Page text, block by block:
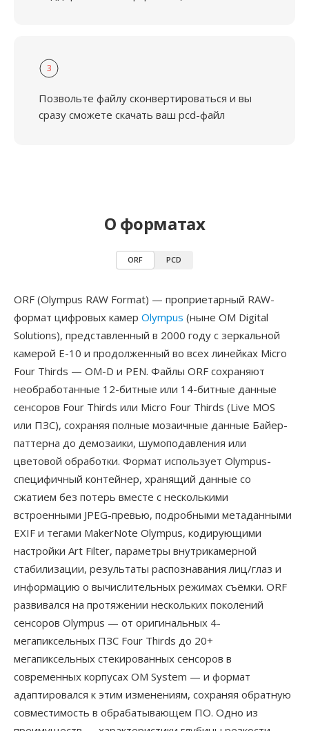
3
Позвольте файлу сконвертироваться и вы
сразу сможете скачать ваш pcd-файл
О форматах
ORF PCD
ORF (Olympus RAW Format) — проприетарный RAW-
формат цифровых камер Olympus (ныне OM Digital
Solutions), представленный в 2000 году с зеркальной
камерой E-10 и продолженный во всех линейках Micro
Four Thirds — OM-D и PEN. Файлы ORF сохраняют
необработанные 12-битные или 14-битные данные
сенсоров Four Thirds или Micro Four Thirds (Live MOS
или ПЗС), сохраняя полные мозаичные данные Байер-
паттерна до демозаики, шумоподавления или
цветовой обработки. Формат использует Olympus-
специфичный контейнер, хранящий данные со
сжатием без потерь вместе с несколькими
встроенными JPEG-превью, подробными метаданными
EXIF и тегами MakerNote Olympus, кодирующими
настройки Art Filter, параметры внутрикамерной
стабилизации, результаты распознавания лиц/глаз и
информацию о вычислительных режимах съёмки. ORF
развивался на протяжении нескольких поколений
сенсоров Olympus — от оригинальных 4-
мегапиксельных ПЗС Four Thirds до 20+
мегапиксельных стекированных сенсоров в
современных корпусах OM System — и формат
адаптировался к этим изменениям, сохраняя обратную
совместимость в обрабатывающем ПО. Одно из